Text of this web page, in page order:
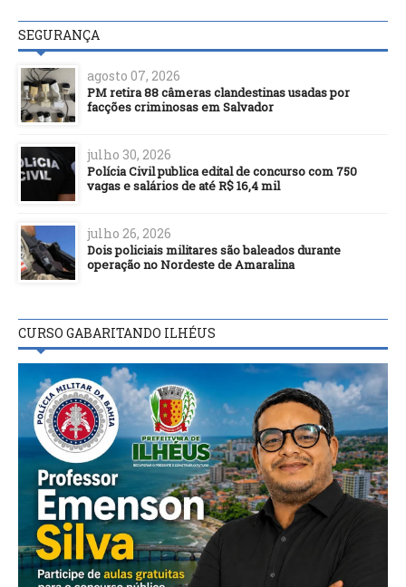
SEGURANÇA
agosto 07, 2026
PM retira 88 câmeras clandestinas usadas por
facções criminosas em Salvador
julho 30, 2026
Polícia Civil publica edital de concurso com 750
vagas e salários de até R$ 16,4 mil
julho 26, 2026
Dois policiais militares são baleados durante
operação no Nordeste de Amaralina
CURSO GABARITANDO ILHÉUS